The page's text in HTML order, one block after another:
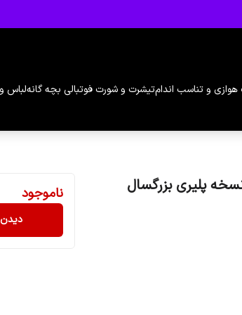
هوازی و تناسب اندامتیشرت و شورت فوتبالی بچه گانهلباس
ناموجود